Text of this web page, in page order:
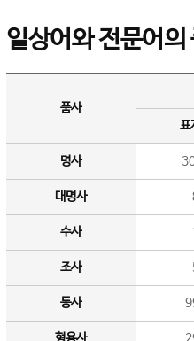
일상어와 전문어의
품사
표
명사
대명사
수사
조사
동사